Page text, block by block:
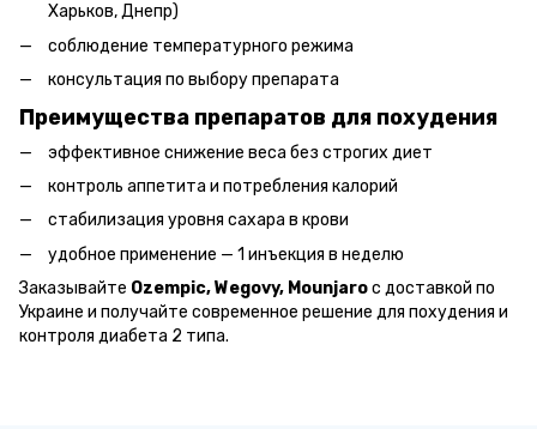
Харьков, Днепр)
соблюдение температурного режима
консультация по выбору препарата
Преимущества препаратов для похудения
эффективное снижение веса без строгих диет
контроль аппетита и потребления калорий
стабилизация уровня сахара в крови
удобное применение — 1 инъекция в неделю
Заказывайте Ozempic, Wegovy, Mounjaroс доставкой по
Украине и получайте современное решение для похудения и
контроля диабета 2 типа.